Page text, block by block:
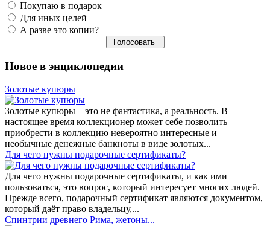
Покупаю в подарок
Для иных целей
А разве это копии?
Новое в энциклопедии
Золотые купюры
Золотые купюры – это не фантастика, а реальность. В
настоящее время коллекционер может себе позволить
приобрести в коллекцию невероятно интересные и
необычные денежные банкноты в виде золотых...
​Для чего нужны подарочные сертификаты?
Для чего нужны подарочные сертификаты, и как ими
пользоваться, это вопрос, который интересует многих людей.
Прежде всего, подарочный сертификат являются документом,
который даёт право владельцу,...
Спинтрии древнего Рима, жетоны...